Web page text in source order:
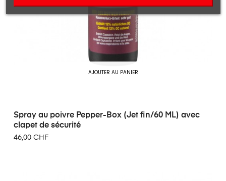
AJOUTER AU PANIER
Spray au poivre Pepper-Box (Jet fin/60 ML) avec
clapet de sécurité
46,00 CHF